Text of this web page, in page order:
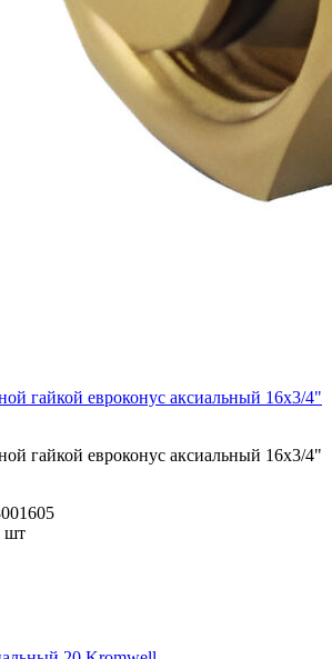
гайкой евроконус аксиальный 16х3/4"
гайкой евроконус аксиальный 16х3/4"
шт